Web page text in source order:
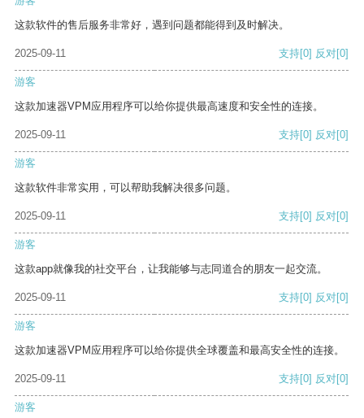
这款软件的售后服务非常好，遇到问题都能得到及时解决。
2025-09-11 支持[0] 反对[0]
游客
这款加速器VPM应用程序可以给你提供最高速度和安全性的连接。
2025-09-11 支持[0] 反对[0]
游客
这款软件非常实用，可以帮助我解决很多问题。
2025-09-11 支持[0] 反对[0]
游客
这款app就像我的社交平台，让我能够与志同道合的朋友一起交流。
2025-09-11 支持[0] 反对[0]
游客
这款加速器VPM应用程序可以给你提供全球覆盖和最高安全性的连接。
2025-09-11 支持[0] 反对[0]
游客